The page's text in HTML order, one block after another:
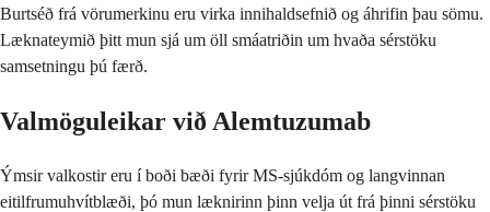
Burtséð frá vörumerkinu eru virka innihaldsefnið og áhrifin þau sömu.
Læknateymið þitt mun sjá um öll smáatriðin um hvaða sérstöku
samsetningu þú færð.
Valmöguleikar við Alemtuzumab
Ýmsir valkostir eru í boði bæði fyrir MS-sjúkdóm og langvinnan
eitilfrumuhvítblæði, þó mun læknirinn þinn velja út frá þinni sérstöku